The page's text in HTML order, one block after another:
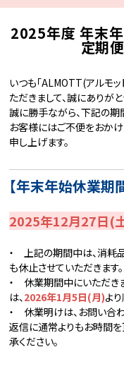
2025年度 年末
定期
いつも「ALMOTT(アルモ
ただきまして、誠にありがと
誠に勝手ながら、下記の期
お客様にはご不便をおか
申し上げます。
【年末年始休業期
2025年12月27日(
・ 上記の期間中は、消耗
も休止させていただきます。
・ 休業期間中にいただき
は、2026年1月5日(月)よ
・ 休業明けは、お問い合
返信に通常よりもお時間を
承ください。